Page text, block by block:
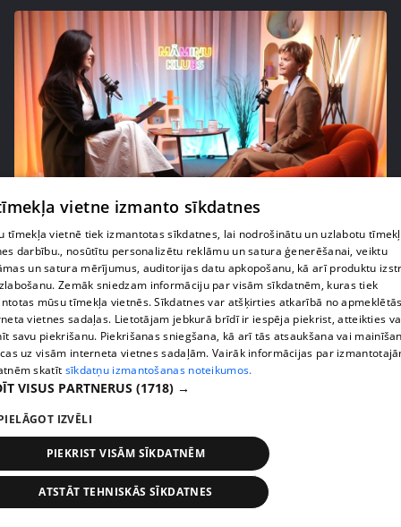
pirms 2 mēnešiem, 4 nedēļām
Vai pasaules krīzes ietekmē lēmumu par bērnu
radīšanu?
14. epizode
vietne izmanto sīkdatnes
tīmekļa vietnē tiek izmantotas sīkdatnes, lai nodrošinātu un uzlabotu
darbību., nosūtītu personalizētu reklāmu un satura ģenerēšanai, veiktu
un satura mērījumus, auditorijas datu apkopošanu, kā arī produktu
Zemāk sniedzam informāciju par visām sīkdatnēm, kuras tiek
mūsu tīmekļa vietnēs. Sīkdatnes var atšķirties atkarībā no
vietnes sadaļas. Lietotājam jebkurā brīdī ir iespēja piekrist, atteikties
savu piekrišanu. Piekrišanas sniegšana, kā arī tās atsaukšana vai
uz visām interneta vietnes sadaļām. Vairāk informācijas par
skatīt sīkdatņu izmantošanas noteikumos.
VISUS PARTNERUS (1718) →
IZVĒLI
PIEKRIST VISĀM SĪKDATNĒM
ATSTĀT TEHNISKĀS SĪKDATNES